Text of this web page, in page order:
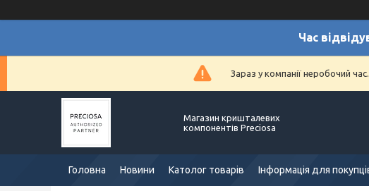
Час
Зараз у компанії неробочий
Магазин кришталевих
компонентів Preciosa
Головна Новини Католог товарів Інформація для